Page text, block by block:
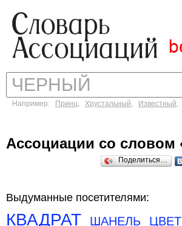
Например: Принц, Хрустальный, Известный,
Ассоциации со
Поделиться…
Выдуманные посетителями:
КВАДРАТ ШАНЕЛЬ ЦВЕТ